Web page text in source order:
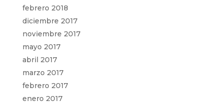
febrero 2018
diciembre 2017
noviembre 2017
mayo 2017
abril 2017
marzo 2017
febrero 2017
enero 2017